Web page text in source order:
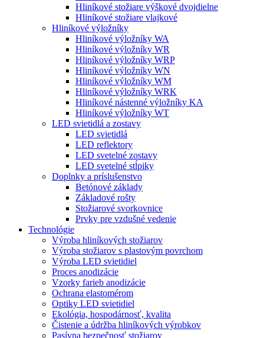
Hliníkové stožiare výškové dvojdielne
Hliníkové stožiare vlajkové
Hliníkové výložníky
Hliníkové výložníky WA
Hliníkové výložníky WR
Hliníkové výložníky WRP
Hliníkové výložníky WN
Hliníkové výložníky WM
Hliníkové výložníky WRK
Hliníkové nástenné výložníky KA
Hliníkové výložníky WT
LED svietidlá a zostavy
LED svietidlá
LED reflektory
LED svetelné zostavy
LED svetelné stĺpiky
Doplnky a príslušenstvo
Betónové základy
Základové rošty
Stožiarové svorkovnice
Prvky pre vzdušné vedenie
Technológie
Výroba hliníkových stožiarov
Výroba stožiarov s plastovým povrchom
Výroba LED svietidiel
Proces anodizácie
Vzorky farieb anodizácie
Ochrana elastomérom
Optiky LED svietidiel
Ekológia, hospodárnosť, kvalita
Čistenie a údržba hliníkových výrobkov
Pasívna bezpečnosť stožiarov